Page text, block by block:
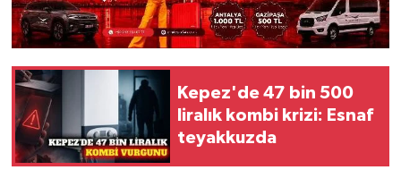
Kepez'de 47 bin 500
liralık kombi krizi: Esnaf
teyakkuzda